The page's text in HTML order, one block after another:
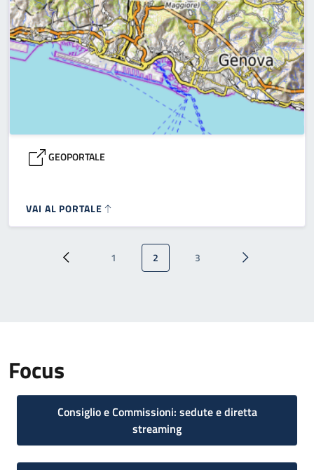
GEOPORTALE
VAI AL PORTALE
Paginazione
Pagina precedente
Pagina
1 Pagina attuale
2 Pagina
3 Pagina
Focus
Consiglio e Commissioni: sedute e diretta
streaming